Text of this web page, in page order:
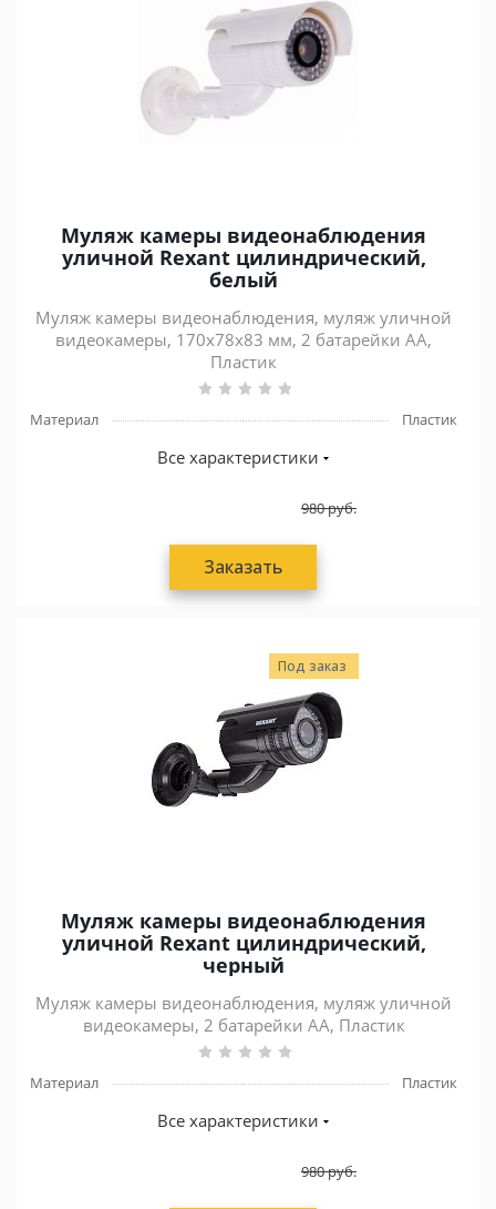
Муляж камеры видеонаблюдения
уличной Rexant цилиндрический,
белый
Муляж камеры видеонаблюдения, муляж уличной
видеокамеры, 170x78x83 мм, 2 батарейки AA,
Пластик
Материал Пластик
Все характеристики
980руб.
Заказать
Под заказ
Муляж камеры видеонаблюдения
уличной Rexant цилиндрический,
черный
Муляж камеры видеонаблюдения, муляж уличной
видеокамеры, 2 батарейки AA, Пластик
Материал Пластик
Все характеристики
980руб.